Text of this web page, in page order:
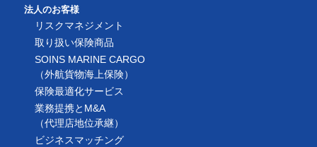
法人のお客様
リスクマネジメント
取り扱い保険商品
SOINS MARINE CARGO
（外航貨物海上保険）
保険最適化サービス
業務提携とM&A
（代理店地位承継）
ビジネスマッチング